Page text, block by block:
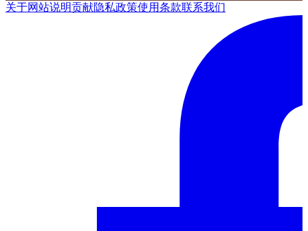
关于网站说明贡献隐私政策使用条款联系我们